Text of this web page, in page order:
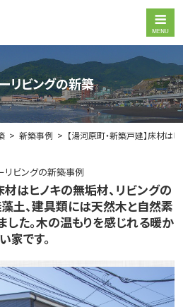
リビングの新築
新築事例 【湯河原町・新築戸建】床材は
リビングの新築事例
材はヒノキの無垢材、リビングの
土、建具類には天然木と自然素
した。木の温もりを感じれる暖か
い家です。